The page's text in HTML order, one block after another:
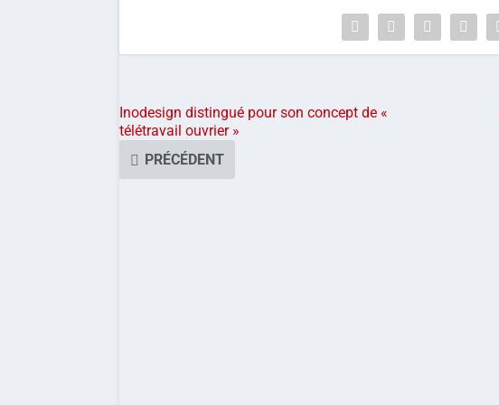
Inodesign distingué pour son concept de «
télétravail ouvrier »
PRÉCÉDENT